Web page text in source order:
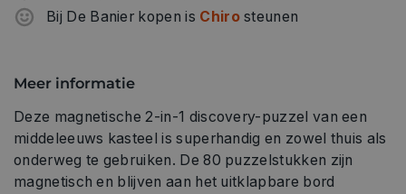
Bij De Banier kopen is Chirosteunen
Meer informatie
Deze magnetische 2-in-1 discovery-puzzel van een
middeleeuws kasteel is superhandig en zowel thuis als
onderweg te gebruiken. De 80 puzzelstukken zijn
magnetisch en blijven aan het uitklapbare bord